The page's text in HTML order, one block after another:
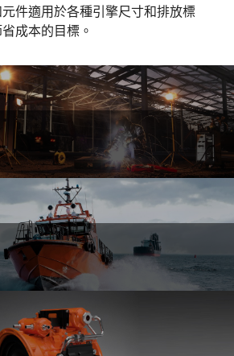
件適用於各種引擎尺寸和排放標
成本的目標。